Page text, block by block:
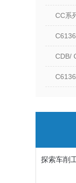
CC系
CDB/